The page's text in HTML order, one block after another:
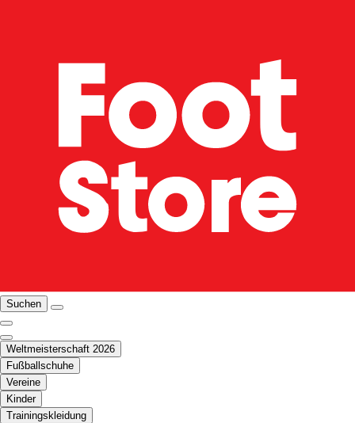
Suchen
Weltmeisterschaft 2026
Fußballschuhe
Vereine
Kinder
Trainingskleidung